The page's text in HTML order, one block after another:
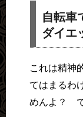
自転車
ダイエ
これは精神
てはまるわ
めんよ？ で